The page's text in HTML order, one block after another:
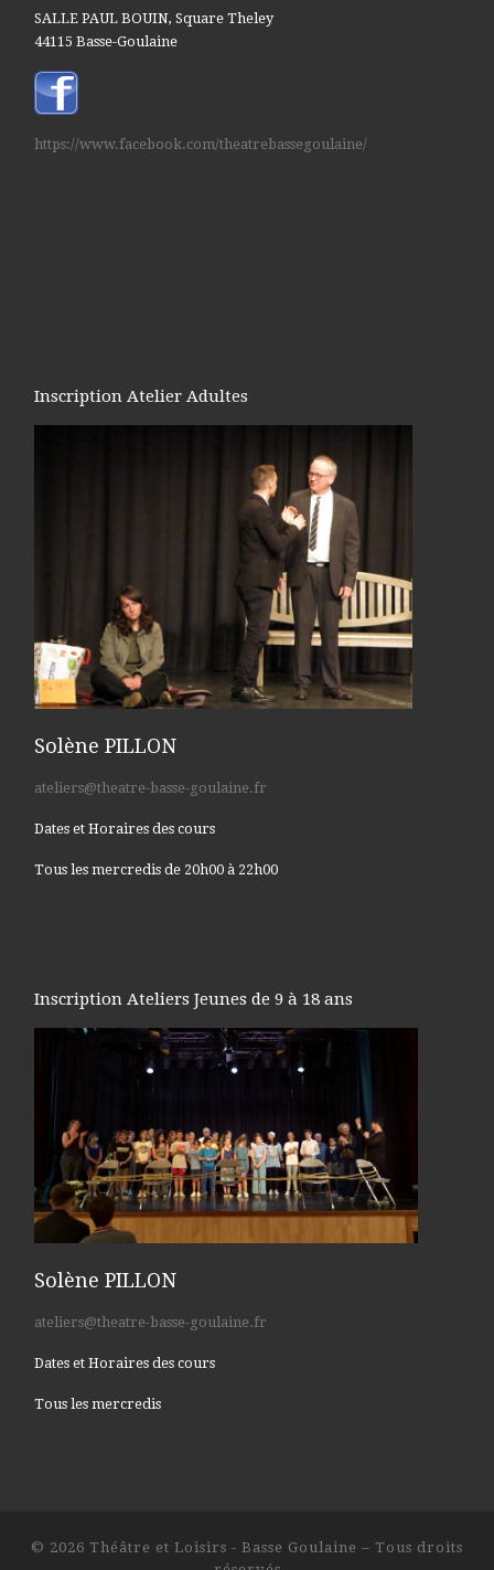
SALLE PAUL BOUIN, Square Theley
44115 Basse-Goulaine
https://www.facebook.com/theatrebassegoulaine/
Inscription Atelier Adultes
Solène PILLON
ateliers@theatre-basse-goulaine.fr
Dates et Horaires des cours
Tous les mercredis de 20h00 à 22h00
Inscription Ateliers Jeunes de 9 à 18 ans
Solène PILLON
ateliers@theatre-basse-goulaine.fr
Dates et Horaires des cours
Tous les mercredis
© 2026 Théâtre et Loisirs - Basse Goulaine – Tous droits